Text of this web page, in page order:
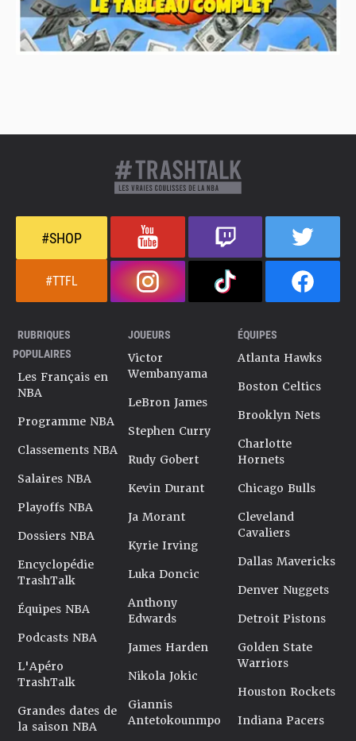
#SHOP
#TTFL
RUBRIQUES
POPULAIRES
Les Français en
NBA
Programme NBA
Classements NBA
Salaires NBA
Playoffs NBA
Dossiers NBA
Encyclopédie
TrashTalk
Équipes NBA
Podcasts NBA
L'Apéro
TrashTalk
Grandes dates de
la saison NBA
JOUEURS
Victor
Wembanyama
LeBron James
Stephen Curry
Rudy Gobert
Kevin Durant
Ja Morant
Kyrie Irving
Luka Doncic
Anthony
Edwards
James Harden
Nikola Jokic
Giannis
Antetokounmpo
ÉQUIPES
Atlanta Hawks
Boston Celtics
Brooklyn Nets
Charlotte
Hornets
Chicago Bulls
Cleveland
Cavaliers
Dallas Mavericks
Denver Nuggets
Detroit Pistons
Golden State
Warriors
Houston Rockets
Indiana Pacers